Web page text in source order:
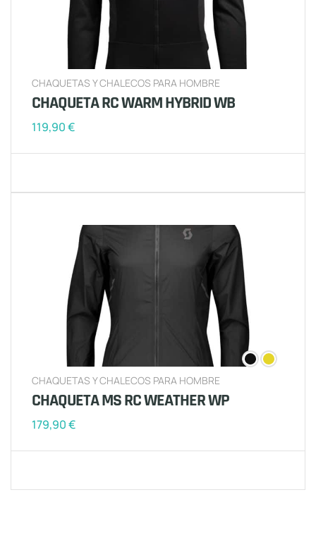
CHAQUETAS Y CHALECOS PARA HOMBRE
CHAQUETA RC WARM HYBRID WB
119,90€
CHAQUETAS Y CHALECOS PARA HOMBRE
CHAQUETA MS RC WEATHER WP
179,90€